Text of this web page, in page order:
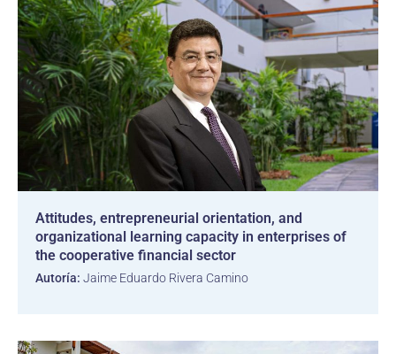
Attitudes, entrepreneurial orientation, and
organizational learning capacity in enterprises of
the cooperative financial sector
Autoría: Jaime Eduardo Rivera Camino